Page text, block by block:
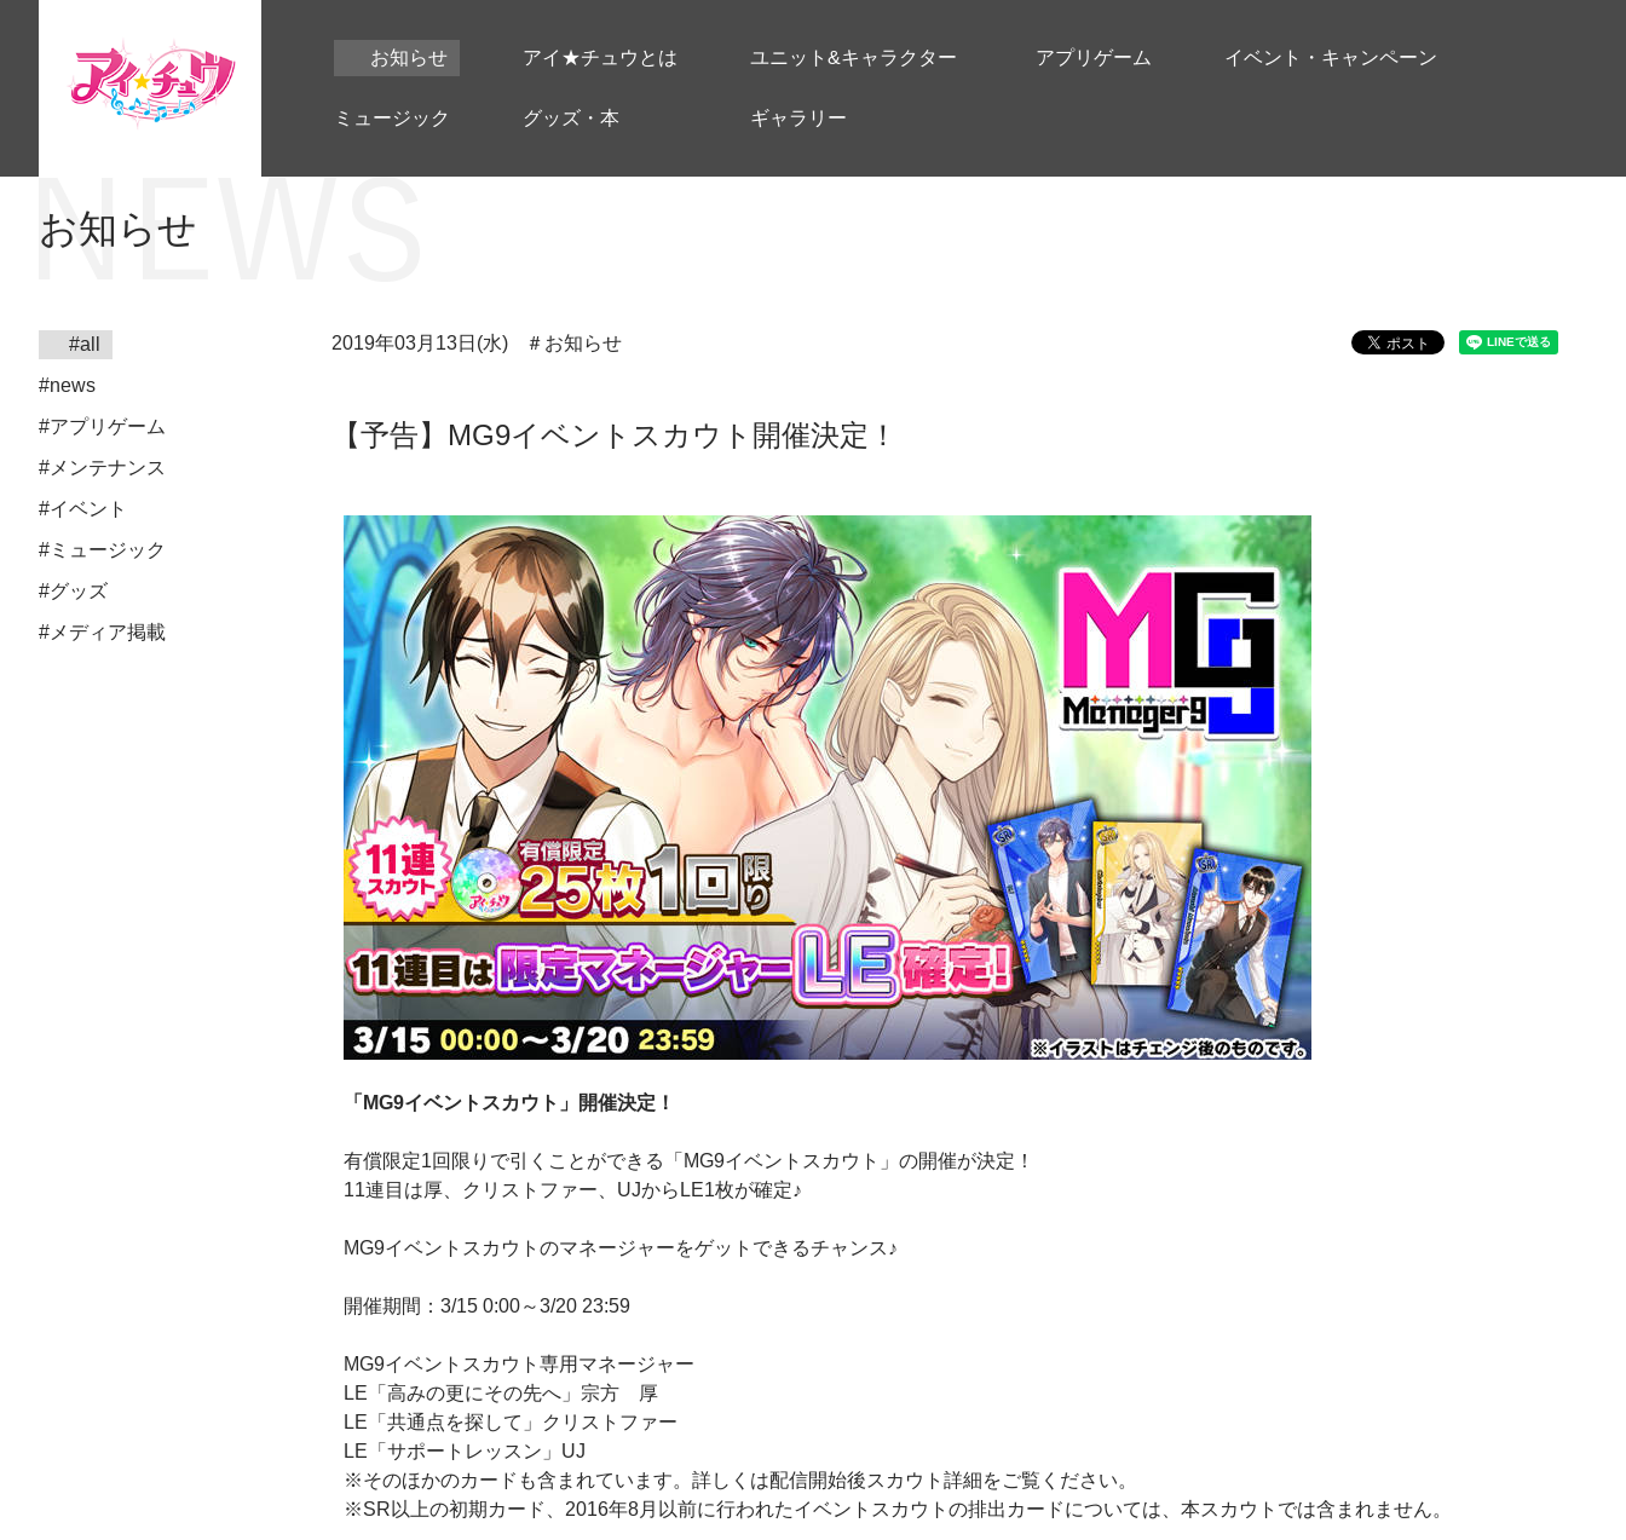
お知らせ アイ★チュウとは ユニット&キャラクター アプリゲーム イベント・キャンペーン
ミュージック グッズ・本 ギャラリー
お知らせ
#all
#news
#アプリゲーム
#メンテナンス
#イベント
#ミュージック
#グッズ
#メディア掲載
2019年03月13日(水) ＃お知らせ
【予告】MG9イベントスカウト開催決定！
「MG9イベントスカウト」開催決定！
有償限定1回限りで引くことができる「MG9イベントスカウト」の開催が決定！
11連目は厚、クリストファー、UJからLE1枚が確定♪
MG9イベントスカウトのマネージャーをゲットできるチャンス♪
開催期間：3/15 0:00～3/20 23:59
MG9イベントスカウト専用マネージャー
LE「高みの更にその先へ」宗方 厚
LE「共通点を探して」クリストファー
LE「サポートレッスン」UJ
※そのほかのカードも含まれています。詳しくは配信開始後スカウト詳細をご覧ください。
※SR以上の初期カード、2016年8月以前に行われたイベントスカウトの排出カードについては、本スカウトでは含まれません。